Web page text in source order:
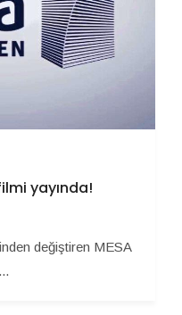
yayında!
değiştiren MESA